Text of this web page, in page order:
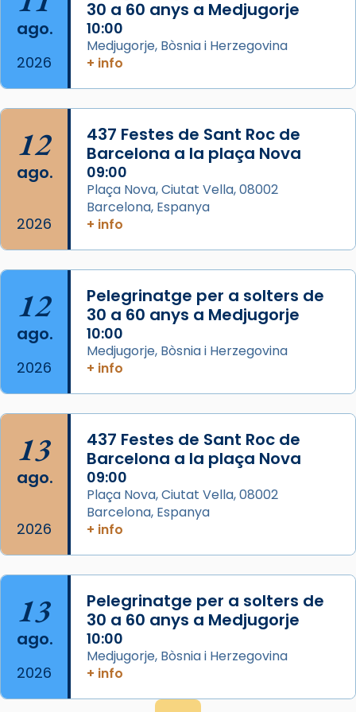
Josep Omella, ha presidit la missa i l’ha
concelebrat el bisbe auxiliar de Barcelona,
Mons. David Abadías.
📸 Dr. G. Simón
Foto
View on Facebook · Share
Arquebisbat de Barcelona
2 weeks ago
Memòria de les santes Juliana i
Acompanyant la història de sant Cugat, a
partir de l’Edat Mitjana sorgeix la tradició
que les santes Juliana (“relatiu a Júlia”) i
Semproniana (“relatiu a Semprònia =
eterna”) són deixebles seves. I l’any 1667, el
frare Joan Gaspar Roig, afirma en una obra
que les santes són filles de l’antiga Iluro.
Mataró en reivindicarà les relíq
View on Facebook · Share
ago.
2026
30 a 60 anys a Medjugorje
10:00
Medjugorje, Bòsnia i Herzegovina
+ info
12
ago.
2026
437 Festes de Sant Roc de
Barcelona a la plaça Nova
09:00
Plaça Nova, Ciutat Vella, 08002
Barcelona, Espanya
+ info
12
ago.
2026
Pelegrinatge per a solters de
30 a 60 anys a Medjugorje
10:00
Medjugorje, Bòsnia i Herzegovina
+ info
13
ago.
2026
437 Festes de Sant Roc de
Barcelona a la plaça Nova
09:00
Plaça Nova, Ciutat Vella, 08002
Barcelona, Espanya
+ info
13
ago.
2026
Pelegrinatge per a solters de
30 a 60 anys a Medjugorje
10:00
Medjugorje, Bòsnia i Herzegovina
+ info